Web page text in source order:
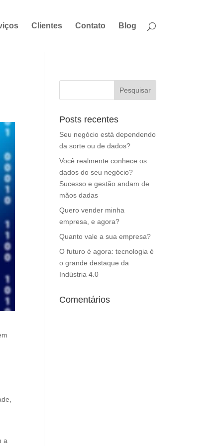
Clientes Contato Blog
a
Posts recentes
Seu negócio está dependendo
da sorte ou de dados?
Você realmente conhece os
dados do seu negócio?
Sucesso e gestão andam de
mãos dadas
Quero vender minha
empresa, e agora?
Quanto vale a sua empresa?
O futuro é agora: tecnologia é
o grande destaque da
Indústria 4.0
Comentários